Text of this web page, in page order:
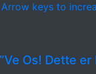
keys to
Os! Dette er